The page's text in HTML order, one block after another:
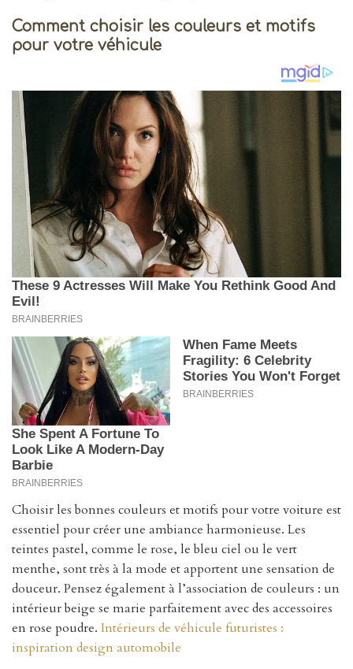
Comment choisir les couleurs et motifs
pour votre véhicule
Choisir les bonnes couleurs et motifs pour votre voiture est
essentiel pour créer une ambiance harmonieuse. Les
teintes pastel, comme le rose, le bleu ciel ou le vert
menthe, sont très à la mode et apportent une sensation de
douceur. Pensez également à l’association de couleurs : un
intérieur beige se marie parfaitement avec des accessoires
en rose poudre. Intérieurs de véhicule futuristes :
inspiration design automobile